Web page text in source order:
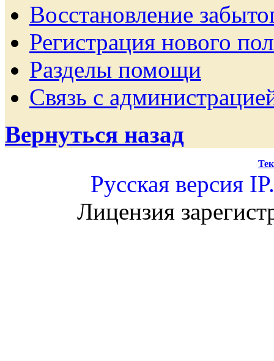
Восстановление
Регистрация нового
Разделы помощи
Связь с
Вернуться назад
Русская версия
Лицензия